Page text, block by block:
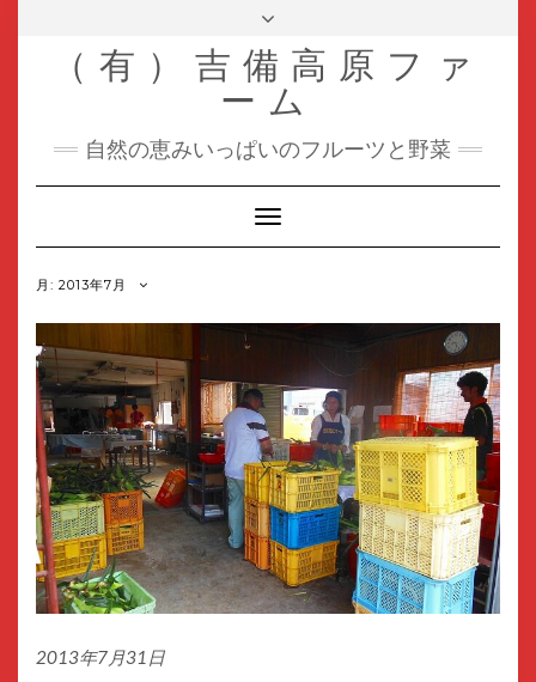
header
（有）吉備高原ファ
ーム
自然の恵みいっぱいのフルーツと野菜
Toggle
Navigation
月: 2013年7月
2013年7月31日